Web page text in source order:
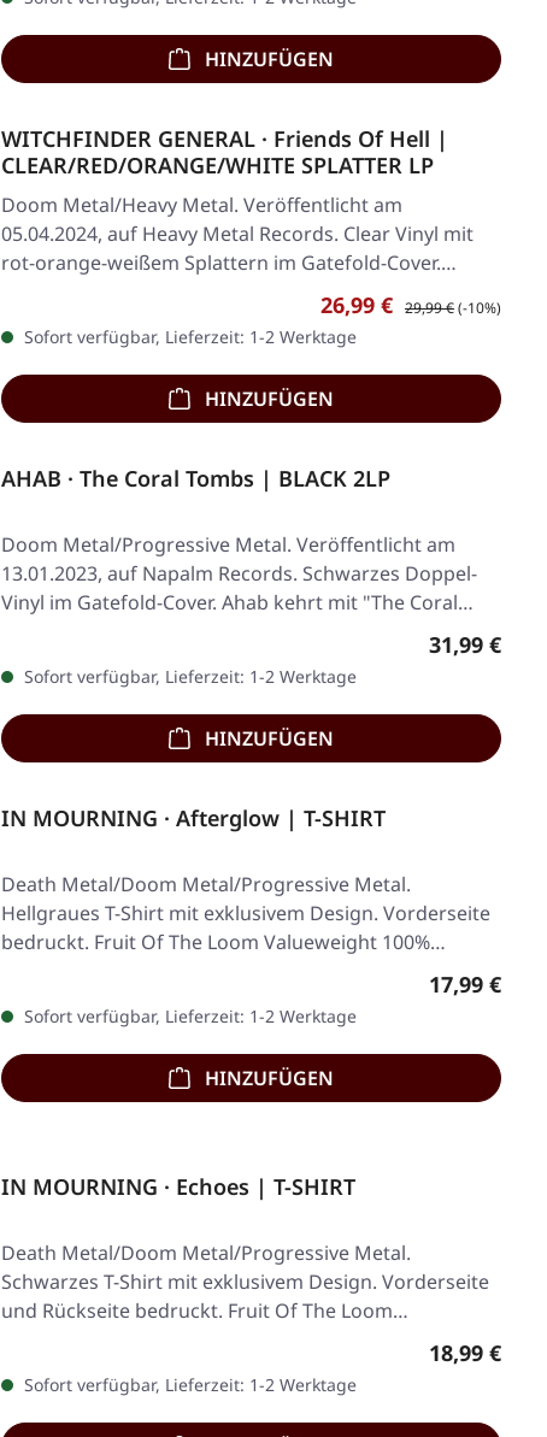
HINZUFÜGEN
WITCHFINDER GENERAL · Friends Of Hell |
CLEAR/RED/ORANGE/WHITE SPLATTER LP
Doom Metal/Heavy Metal. Veröffentlicht am
05.04.2024, auf Heavy Metal Records. Clear Vinyl mit
rot-orange-weißem Splattern im Gatefold-Cover.…
Verkaufspreis:
26,99 € Regulärer Preis:
29,99 €(-10%)
Sofort verfügbar, Lieferzeit: 1-2 Werktage
HINZUFÜGEN
AHAB · The Coral Tombs | BLACK 2LP
Doom Metal/Progressive Metal. Veröffentlicht am
13.01.2023, auf Napalm Records. Schwarzes Doppel-
Vinyl im Gatefold-Cover. Ahab kehrt mit "The Coral…
Regulärer
31,99 €
Sofort verfügbar, Lieferzeit: 1-2 Werktage
HINZUFÜGEN
IN MOURNING · Afterglow | T-SHIRT
Death Metal/Doom Metal/Progressive Metal.
Hellgraues T-Shirt mit exklusivem Design. Vorderseite
bedruckt. Fruit Of The Loom Valueweight 100%…
Regulärer
17,99 €
Sofort verfügbar, Lieferzeit: 1-2 Werktage
HINZUFÜGEN
IN MOURNING · Echoes | T-SHIRT
Death Metal/Doom Metal/Progressive Metal.
Schwarzes T-Shirt mit exklusivem Design. Vorderseite
und Rückseite bedruckt. Fruit Of The Loom
Regulärer
18,99 €
Sofort verfügbar, Lieferzeit: 1-2 Werktage